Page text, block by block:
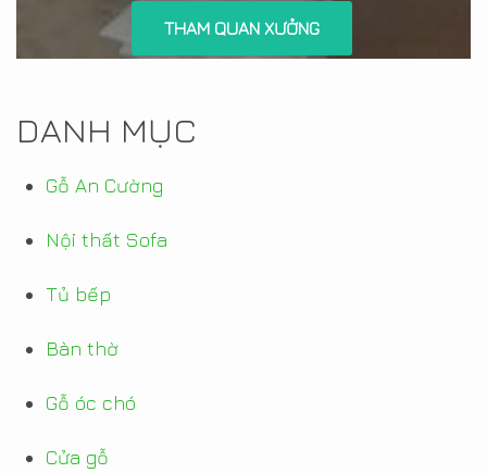
THAM QUAN XƯỞNG
DANH MỤC
Gỗ An Cường
Nội thất Sofa
Tủ bếp
Bàn thờ
Gỗ óc chó
Cửa gỗ